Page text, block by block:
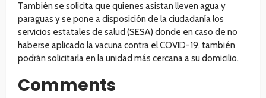
También se solicita que quienes asistan lleven agua y
paraguas y se pone a disposición de la ciudadanía los
servicios estatales de salud (SESA) donde en caso de no
haberse aplicado la vacuna contra el COVID-19, también
podrán solicitarla en la unidad más cercana a su domicilio.
Comments